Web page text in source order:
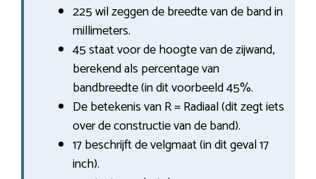
225 wil zeggen de breedte van de band in
millimeters.
45 staat voor de hoogte van de zijwand,
berekend als percentage van
bandbreedte (in dit voorbeeld 45%.
De betekenis van R = Radiaal (dit zegt iets
over de constructie van de band).
17 beschrijft de velgmaat (in dit geval 17
inch).